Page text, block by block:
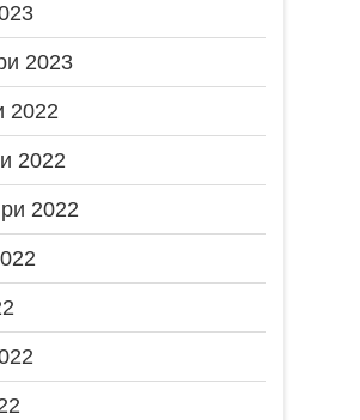
2023
2022
2022
2022